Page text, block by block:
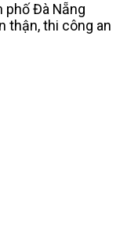
phố Đà Nẵng
thận, thi công an